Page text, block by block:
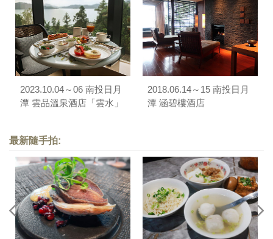
2023.10.04～06 南投日月
潭 雲品溫泉酒店「雲水」
2018.06.14～15 南投日月
潭 涵碧樓酒店
最新隨手拍: